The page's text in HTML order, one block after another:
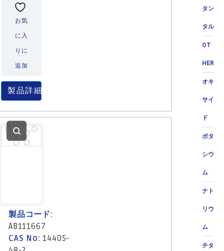
タン
タル
OT
HER
オキ
サイ
ド
ポタ
シウ
ム
ナト
リウ
ム
チタ
お気
に入
りに
追加
製品詳細
製品コード:
AB111667
CAS No:14405-